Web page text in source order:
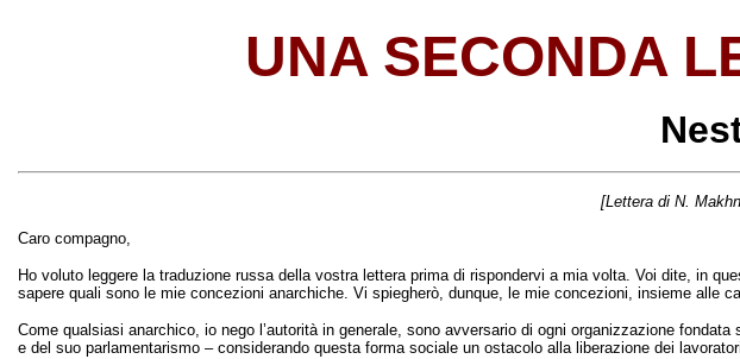
UNA SECONDA
[Lettera di N.
Caro compagno,
Ho voluto leggere la traduzione russa della vostra lettera prima di rispondervi a mia volta. Voi dite, in
sapere quali sono le mie concezioni anarchiche. Vi spiegherò, dunque, le mie concezioni, insieme alle
Come qualsiasi anarchico, io nego l’autorità in generale, sono avversario di ogni organizzazione
e del suo parlamentarismo – considerando questa forma sociale un ostacolo alla liberazione dei